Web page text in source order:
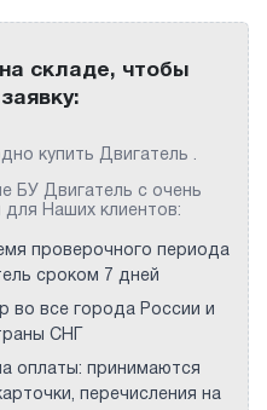
складе, чтобы
купить Двигатель .
БУ Двигатель с очень
Наших клиентов:
проверочного периода
сроком 7 дней
во все города России и
СНГ
оплаты: принимаются
перечисления на